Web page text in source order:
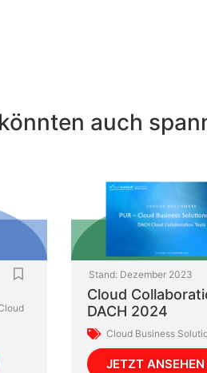
auch
Stand: Dezember 2023
Cloud
DACH 2024
Cloud Business
JETZT ANSEHEN